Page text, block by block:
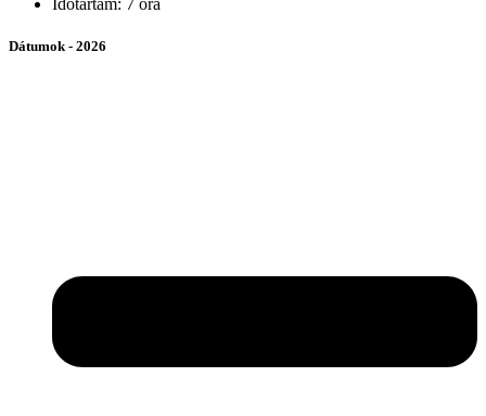
Időtartam: 7 óra
Dátumok - 2026